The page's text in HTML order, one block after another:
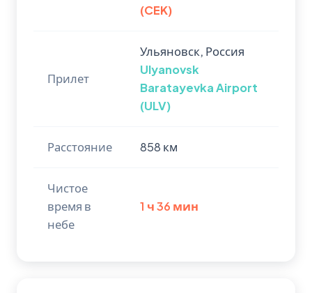
(CEK)
Прилет
Ульяновск, Россия
Ulyanovsk
Baratayevka Airport
(ULV)
Расстояние 858 км
Чистое
время в
небе
1 ч 36 мин